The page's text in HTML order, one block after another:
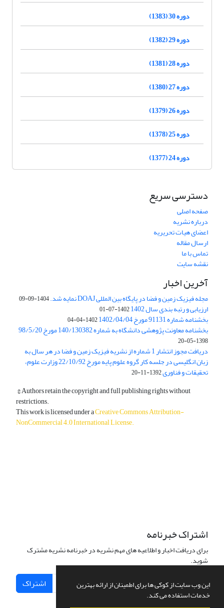
این وب سایت از کوکی ها برای اطمینان از ارائه بهترین
خدمات استفاده می کند.
دوره 30 (1383)
دوره 29 (1382)
دوره 28 (1381)
دوره 27 (1380)
دوره 26 (1379)
دوره 25 (1378)
دوره 24 (1377)
دسترسی سریع
صفحه اصلی
درباره نشریه
اعضای هیات تحریریه
ارسال مقاله
تماس با ما
نقشه سایت
آخرین اخبار
مجله فیزیک زمین و فضا در پایگاه بین المللی DOAJ نمایه شد. 1404-09-09
ارزیابی و رتبه بندی سال 1402 1402-07-01
بخشنامه شماره 91131 مورخ 1402/04/04 1402-04-04
بخشنامه معاونت پژوهشی دانشگاه به شماره 140/130382 مورخ 98/5/20
1398-05-20
دریافت مجوز انتشار 1 شماره از نشریه فیزیک زمین و فضا در هر سال به
زبان انگلیسی در جلسه کار گروه علوم پایه مورخ 22/10/92 وزارت علوم،
تحقیقات و فناوری1392-11-20
© Authors retain the copyright and full publishing rights without
restrictions.
This work is licensed under aCreative Commons Attribution-
NonCommercial 4.0 International License.
اشتراک خبرنامه
برای دریافت اخبار و اطلاعیه های مهم نشریه در خبرنامه نشریه مشترک
شوید.
اشتراک